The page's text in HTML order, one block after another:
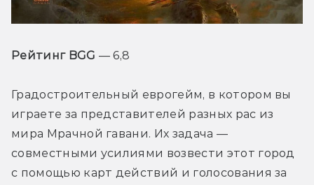
Рейтинг BGG — 6,8
Градостроительный еврогейм, в котором вы
играете за представителей разных рас из
мира Мрачной гавани. Их задача —
совместными усилиями возвести этот город
с помощью карт действий и голосования за